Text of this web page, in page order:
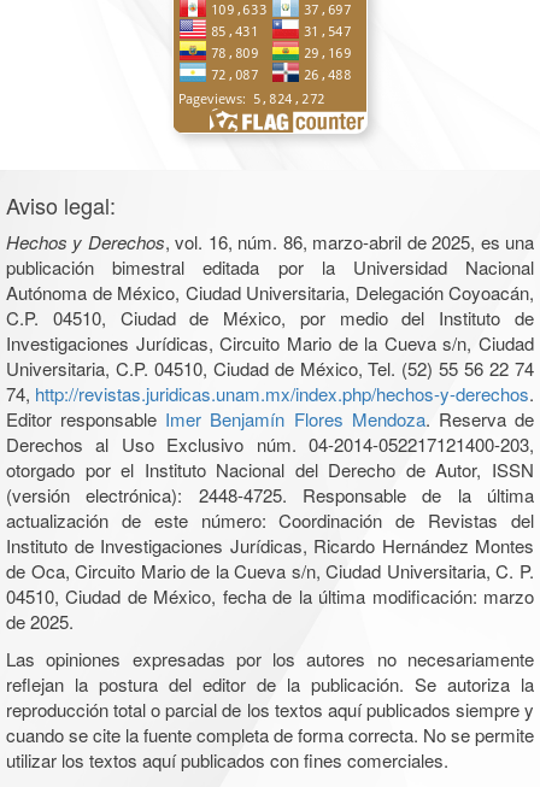
Aviso legal:
Hechos y Derechos, vol. 16, núm. 86, marzo-abril de 2025, es una
publicación bimestral editada por la Universidad Nacional
Autónoma de México, Ciudad Universitaria, Delegación Coyoacán,
C.P. 04510, Ciudad de México, por medio del Instituto de
Investigaciones Jurídicas, Circuito Mario de la Cueva s/n, Ciudad
Universitaria, C.P. 04510, Ciudad de México, Tel. (52) 55 56 22 74
74, http://revistas.juridicas.unam.mx/index.php/hechos-y-derechos.
Editor responsable Imer Benjamín Flores Mendoza. Reserva de
Derechos al Uso Exclusivo núm. 04-2014-052217121400-203,
otorgado por el Instituto Nacional del Derecho de Autor, ISSN
(versión electrónica): 2448-4725. Responsable de la última
actualización de este número: Coordinación de Revistas del
Instituto de Investigaciones Jurídicas, Ricardo Hernández Montes
de Oca, Circuito Mario de la Cueva s/n, Ciudad Universitaria, C. P.
04510, Ciudad de México, fecha de la última modificación: marzo
de 2025.
Las opiniones expresadas por los autores no necesariamente
reflejan la postura del editor de la publicación. Se autoriza la
reproducción total o parcial de los textos aquí publicados siempre y
cuando se cite la fuente completa de forma correcta. No se permite
utilizar los textos aquí publicados con fines comerciales.